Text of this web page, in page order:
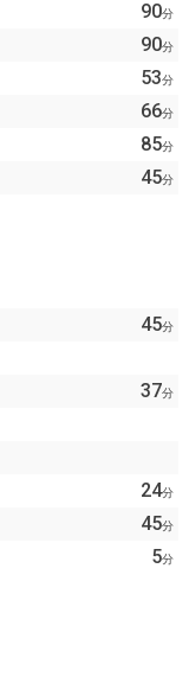
90分
90分
53分
66分
85分
45分
45分
37分
24分
45分
5分